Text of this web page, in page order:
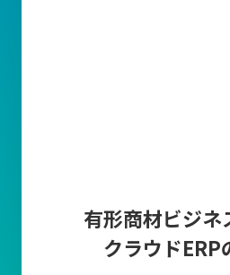
有形商材ビジネ
クラウドERP